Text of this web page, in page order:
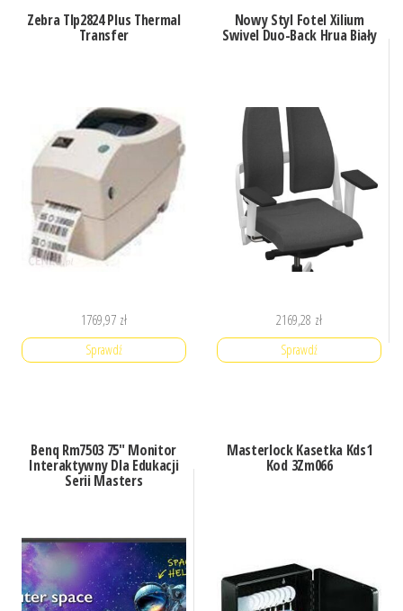
Zebra Tlp2824 Plus Thermal
Transfer
1769,97 zł
Sprawdź
Nowy Styl Fotel Xilium
Swivel Duo-Back Hrua Biały
2169,28 zł
Sprawdź
Benq Rm7503 75″ Monitor
Interaktywny Dla Edukacji
Serii Masters
Masterlock Kasetka Kds1
Kod 3Zm066